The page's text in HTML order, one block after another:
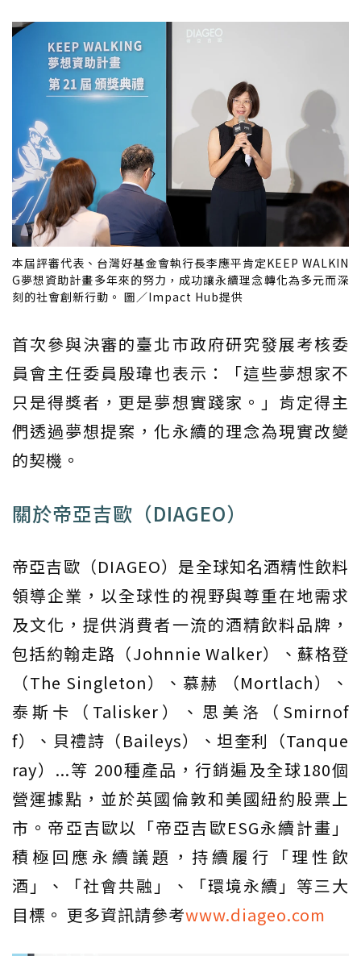
本屆評審代表、台灣好基金會執行長李應平肯定KEEP WALKIN
G夢想資助計畫多年來的努力，成功讓永續理念轉化為多元而深
刻的社會創新行動。 圖／Impact Hub提供
首次參與決審的臺北市政府研究發展考核委
員會主任委員殷瑋也表示：「這些夢想家不
只是得獎者，更是夢想實踐家。」肯定得主
們透過夢想提案，化永續的理念為現實改變
的契機。
關於帝亞吉歐（DIAGEO）
帝亞吉歐（DIAGEO）是全球知名酒精性飲料
領導企業，以全球性的視野與尊重在地需求
及文化，提供消費者一流的酒精飲料品牌，
包括約翰走路（Johnnie Walker）、蘇格登
（The Singleton）、慕赫 （Mortlach）、
泰斯卡（Talisker）、思美洛（Smirnof
f）、貝禮詩（Baileys）、坦奎利（Tanque
ray）...等 200種產品，行銷遍及全球180個
營運據點，並於英國倫敦和美國紐約股票上
市。帝亞吉歐以「帝亞吉歐ESG永續計畫」
積極回應永續議題，持續履行「理性飲
酒」、「社會共融」、「環境永續」等三大
目標。 更多資訊請參考www.diageo.com